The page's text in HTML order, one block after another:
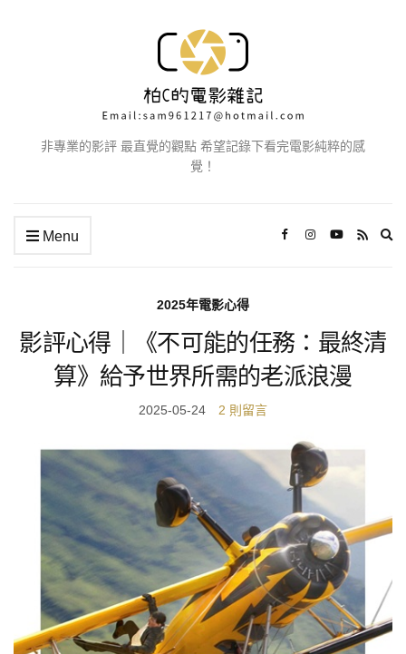
非專業的影評 最直覺的觀點 希望記錄下看完電影純粹的感
覺！
Menu
2025年電影心得
影評心得｜《不可能的任務：最終清
算》給予世界所需的老派浪漫
2025-05-24 2 則留言